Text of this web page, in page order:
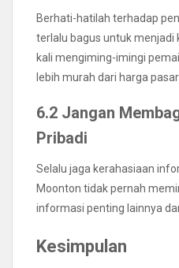
Berhati-hatilah terhadap
terlalu bagus untuk menjadi
kali mengiming-imingi
lebih murah dari harga pasar.
6.2 Jangan
Pribadi
Selalu jaga kerahasiaan
Moonton tidak pernah
informasi penting lainnya
Kesimpulan